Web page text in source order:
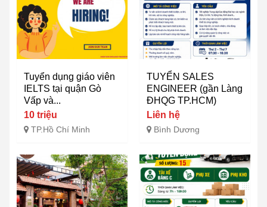
Tuyển dụng giáo viên
IELTS tại quận Gò
Vấp và...
10 triệu
TP.Hồ Chí Minh
TUYỂN SALES
ENGINEER (gần Làng
ĐHQG TP.HCM)
Liên hệ
Bình Dương